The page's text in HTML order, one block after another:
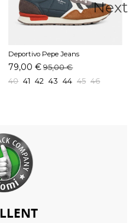
Deportivo Pepe Jeans
PMS400021 Cuero
79,00 € 95,00 €
40 41 42 43 44 45 46
Next